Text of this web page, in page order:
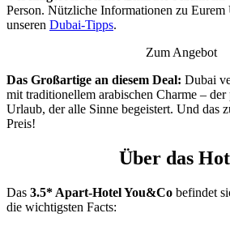
Person. Nützliche Informationen zu
unseren Dubai-Tipps.
Zum Angebot
Das Großartige an diesem Deal: Dubai
mit traditionellem arabischen Charme –
Urlaub, der alle Sinne begeistert. Und das
Preis!
Über das
Das 3.5* Apart-Hotel You&Co befindet
die wichtigsten Facts: